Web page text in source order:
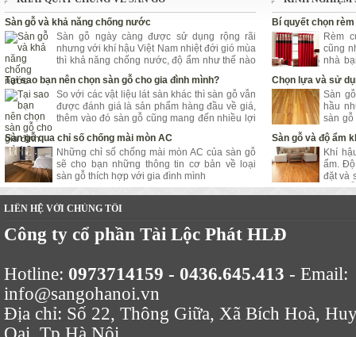
Sàn gỗ và khả năng chống nước
Sàn gỗ ngày càng được sử dụng rộng rãi
nhưng với khí hậu Việt Nam nhiệt đới gió mùa
thì khả năng chống nước, độ ẩm như thế nào
lại là vấn đề được quan tâm hàng đầu.
Tại sao bạn nên chọn sàn gỗ cho gia đình mình?
So với các vật liệu lát sàn khác thì sàn gỗ vẫn
được đánh giá là sản phẩm hàng đầu về giá,
thêm vào đó sàn gỗ cũng mang đến nhiều lợi
ích bất ngờ cho người sử dụng
Sàn gỗ qua chỉ số chống mài mòn AC
Những chỉ số chống mài mòn AC của sàn gỗ
sẽ cho bạn những thông tin cơ bản về loại
sàn gỗ thích hợp với gia đình mình
Bí quyết chọn
Rèm
cũng
nhà
bạn
hề dễ
Chọn lựa và sử
Sàn
hầu
sàn
tốt, và
cùng
Sàn gỗ và độ ẩm
Khí
ẩm.
đặt và
Sàn
LIÊN HỆ VỚI CHÚNG TÔI
Công ty cổ phần Tài Lộc Phát HLĐ
Hotline: 0973714159 - 0436.645.413 - Email:
info@sangohanoi.vn
Địa chỉ: Số 22, Thông Giữa, Xã Bích Hoà,